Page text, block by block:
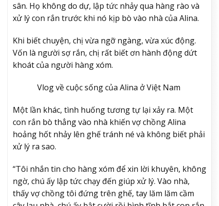
sân. Họ không do dự, lập tức nhảy qua hàng rào và
xử lý con rắn trước khi nó kịp bò vào nhà của Alina.
Khi biết chuyện, chị vừa ngỡ ngàng, vừa xúc động.
Vốn là người sợ rắn, chị rất biết ơn hành động dứt
khoát của người hàng xóm.
Vlog về cuộc sống của Alina ở Việt Nam
Một lần khác, tình huống tương tự lại xảy ra. Một
con rắn bò thẳng vào nhà khiến vợ chồng Alina
hoảng hốt nhảy lên ghế tránh né và không biết phải
xử lý ra sao.
“Tôi nhắn tin cho hàng xóm để xin lời khuyên, không
ngờ, chú ấy lập tức chạy đến giúp xử lý. Vào nhà,
thấy vợ chồng tôi đứng trên ghế, tay lăm lăm cầm